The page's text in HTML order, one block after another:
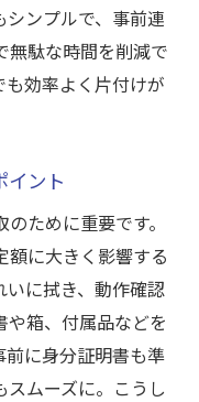
額に与える影響
バイヤー活用術
メリットとは
イスを受ける方
ミングが重要な
スの選び方
理を効率化する
ンプルで、事前連
無駄な時間を削減で
効率よく片付けが
イント
ために重要です。
額に大きく影響する
いに拭き、動作確認
や箱、付属品などを
前に身分証明書も準
ムーズに。こうし